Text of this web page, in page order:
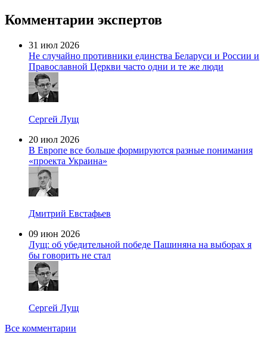
Комментарии экспертов
31 июл 2026
Не случайно противники единства Беларуси и России и
Православной Церкви часто одни и те же люди
Сергей Лущ
20 июл 2026
В Европе все больше формируются разные понимания
«проекта Украина»
Дмитрий Евстафьев
09 июн 2026
Лущ: об убедительной победе Пашиняна на выборах я
бы говорить не стал
Сергей Лущ
Все комментарии